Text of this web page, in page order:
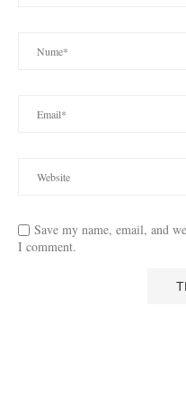
Save my name, email, and
I comment.